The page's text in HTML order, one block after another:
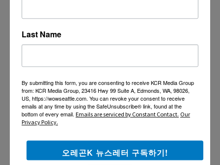
Last Name
By submitting this form, you are consenting to receive KCR Media Group
from: KCR Media Group, 23416 Hwy 99 Suite A, Edmonds, WA, 98026,
US, https://wowseattle.com. You can revoke your consent to receive
emails at any time by using the SafeUnsubscribe® link, found at the
bottom of every email. Emails are serviced by Constant Contact. Our
Privacy Policy.
오레곤K 뉴스레터 구독하기!